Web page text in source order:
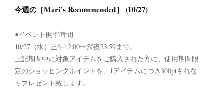
今週の［Mari’s Recommended］ (10/27)
●イベント開催時間
10/27（水）正午12:00〜深夜23:59まで。
上記期間中に対象アイテムをご購入された方に、使用期間限
定のショッピングポイントを、1アイテムにつき800ptもれな
くプレゼント致します。